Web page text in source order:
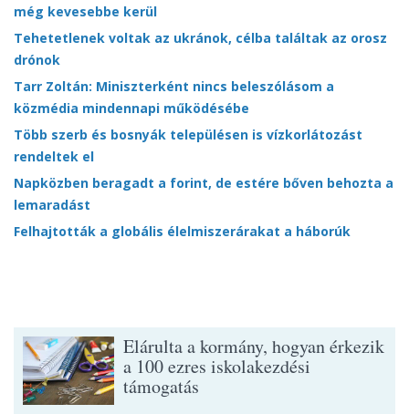
még kevesebbe kerül
Tehetetlenek voltak az ukránok, célba találtak az orosz
drónok
Tarr Zoltán: Miniszterként nincs beleszólásom a
közmédia mindennapi működésébe
Több szerb és bosnyák településen is vízkorlátozást
rendeltek el
Napközben beragadt a forint, de estére bőven behozta a
lemaradást
Felhajtották a globális élelmiszerárakat a háborúk
Elárulta a kormány, hogyan érkezik
a 100 ezres iskolakezdési
támogatás